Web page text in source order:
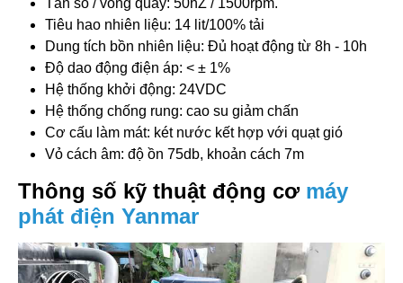
Tần số / vòng quay: 50hZ / 1500rpm.
Tiêu hao nhiên liệu: 14 lit/100% tải
Dung tích bồn nhiên liệu: Đủ hoạt động từ 8h - 10h
Độ dao động điện áp: < ± 1%
Hệ thống khởi động: 24VDC
Hệ thống chống rung: cao su giảm chấn
Cơ cấu làm mát: két nước kết hợp với quạt gió
Vỏ cách âm: độ ồn 75db, khoản cách 7m
Thông số kỹ thuật động cơ máy
phát điện Yanmar